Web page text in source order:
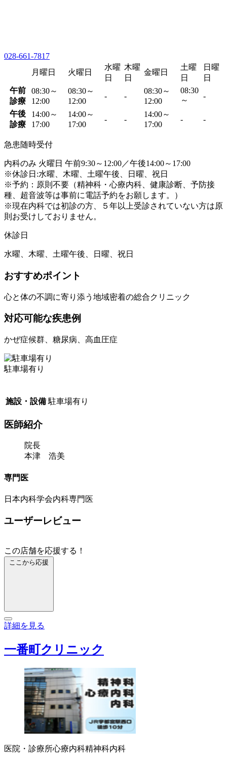
028-661-7817
月曜日
火曜日
水曜
日
木曜
日
金曜日
土曜
日
日曜
日
午前
診療
08:30～
12:00
08:30～
12:00
- -
08:30～
12:00
08:30
～
-
午後
診療
14:00～
17:00
14:00～
17:00
- -
14:00～
17:00
- -
急患随時受付
内科のみ 火曜日 午前9:30～12:00／午後14:00～17:00
※休診日:水曜、木曜、土曜午後、日曜、祝日
※予約：原則不要（精神科・心療内科、健康診断、予防接
種、超音波等は事前に電話予約をお願します。）
※現在内科では初診の方、５年以上受診されていない方は原
則お受けしておりません。
休診日
水曜、木曜、土曜午後、日曜、祝日
おすすめポイント
心と体の不調に寄り添う地域密着の総合クリニック
対応可能な疾患例
かぜ症候群、糖尿病、高血圧症
駐車場有り
施設・設備 駐車場有り
医師紹介
院長
本津 浩美
専門医
日本内科学会内科専門医
ユーザーレビュー
この店舗を応援する！
ここから応援
詳細を見る
一番町クリニック
医院・診療所心療内科精神科内科